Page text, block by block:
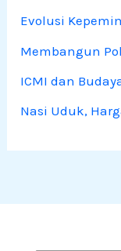
Evolusi
Membangun
ICMI dan
Nasi Uduk,